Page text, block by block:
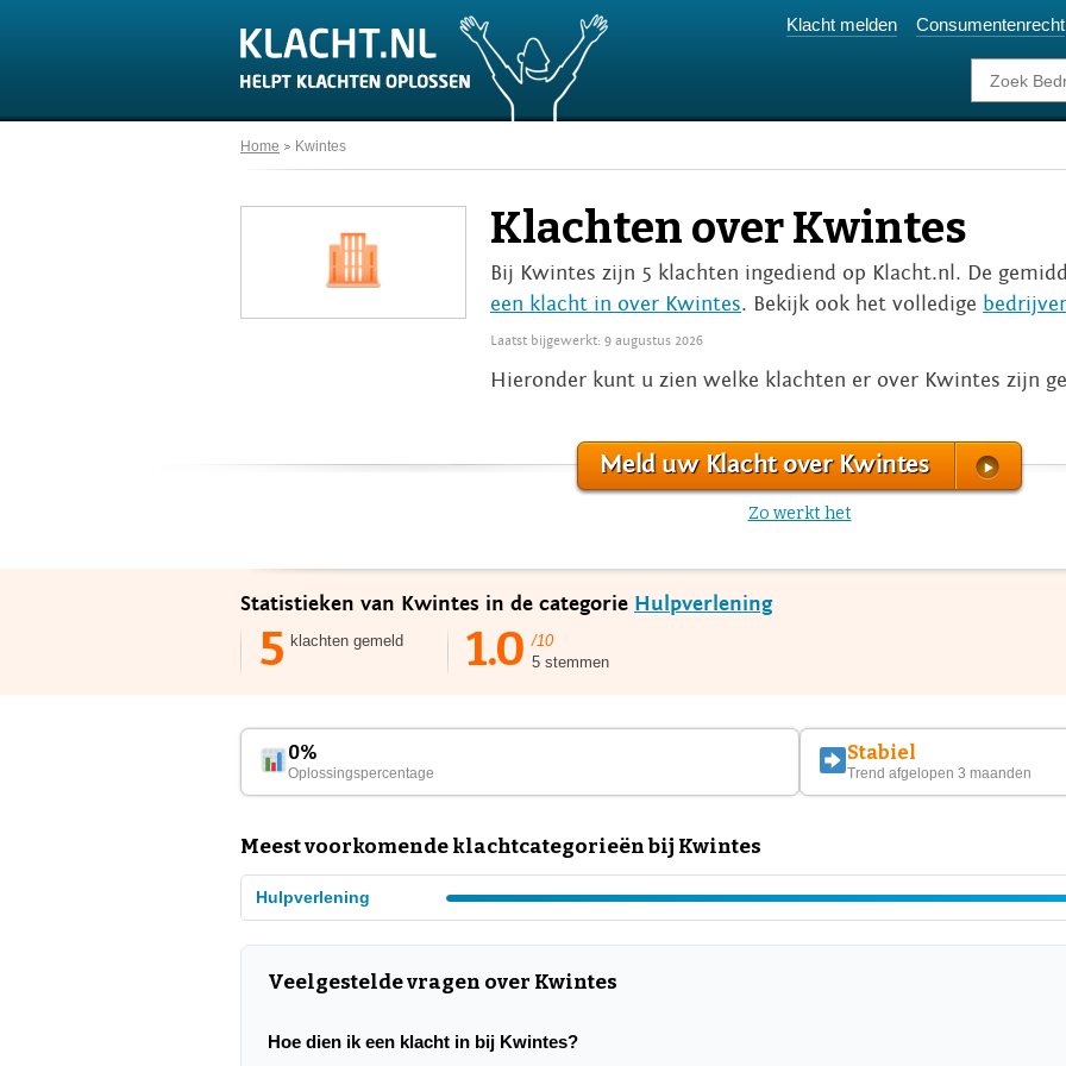
Klacht melden Consumentenrecht
Home Kwintes
Klachten over Kwintes
Bij Kwintes zijn 5 klachten ingediend op Klacht.nl. De
een klacht in over Kwintes. Bekijk ook het volledige
Laatst bijgewerkt: 9 augustus 2026
Hieronder kunt u zien welke klachten er over Kwintes zijn
Meld uw Klacht over Kwintes
Zo werkt het
Statistieken van Kwintes in de categorie Hulpverlening
5 klachten gemeld 1.0 /10
5 stemmen
0%
Oplossingspercentage
Stabiel
Trend afgelopen 3 maanden
Meest voorkomende klachtcategorieën bij Kwintes
Hulpverlening
Veelgestelde vragen over Kwintes
Hoe dien ik een klacht in bij Kwintes?